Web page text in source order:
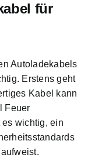
für
Autoladekabels
Erstens geht
Kabel kann
Feuer
es wichtig, ein